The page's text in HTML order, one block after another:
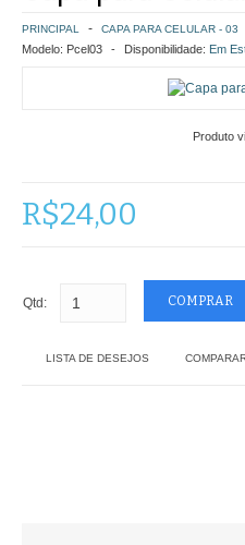
POLÍTICA DE FRETE
CONTATO
PRINCIPAL CAPA PARA CELULAR - 03
Modelo: Pcel03 Disponibilidade: Em
Produto
R$24,00
Qtd:
LISTA DE DESEJOS